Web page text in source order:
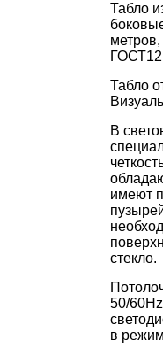
Табло
Табло
В
имеют
стекло.
50/
в